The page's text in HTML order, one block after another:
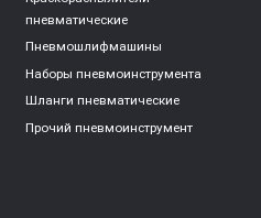
пневматические
Пневмошлифмашины
Наборы пневмоинструмента
Шланги пневматические
Прочий пневмоинструмент